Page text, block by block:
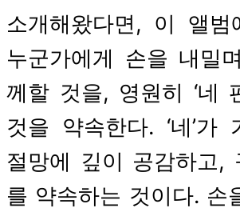
소개해왔다면, 이 앨범
누군가에게 손을 내밀
께할 것을, 영원히 ‘네
것을 약속한다. ‘네’가
절망에 깊이 공감하고,
를 약속하는 것이다. 손